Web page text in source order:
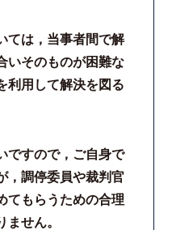
ラーク募集
ては，当事者間で解
いそのものが困難な
利用して解決を図る
ですので，ご自身で
，調停委員や裁判官
てもらうための合理
ません。